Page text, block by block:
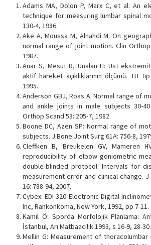
Adams MA, Dolon P, Marx C, et al: An
technique for measuring lumbar spinal
130-4, 1986.
Ake A, Moussa M, Alnahdi M: On
normal range of joint motion. Clin
1987.
Anar S, Mesut R, Ünalan H: Üst
aktif hareket açıklıklarının ölçümü. TÜ
1995.
Anderson GBJ, Roas A: Normal range of
and ankle joints in male subjects 30-
Orthop Scand 53: 205-7, 1982.
Boone DC, Azen SP: Normal range of
subjects. J Bone Joint Surg 61A: 756-8,
Cleffken B, Breukelen GV, Mameren
reproducibility of elbow goniometric
double-blinded protocol: Intervals for
measurement error and clinical change.
16: 788-94, 2007.
Cybex: EDI-320 Electronic Digital
Inc, Rankonkoma, New York, 1992, pp 7-11.
Kamil Ö: Sporda Morfolojik Planlama:
İstanbul, Arı Matbaacılık 1993, s 16-9, 28-30.
Mellin G: Measurement of